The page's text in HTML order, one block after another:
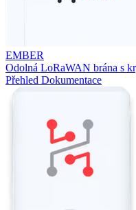
EMBER
Odolná LoRaWAN brána s
Přehled Dokumentace